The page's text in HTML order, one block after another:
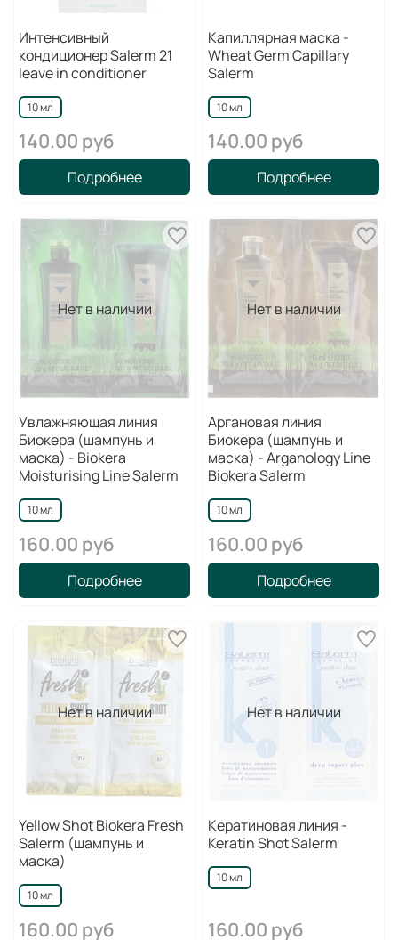
Интенсивный
кондиционер Salerm 21
leave in conditioner
10 мл
140.00 руб
Подробнее
Капиллярная маска -
Wheat Germ Capillary
Salerm
10 мл
140.00 руб
Подробнее
Нет в наличии
Увлажняющая линия
Биокера (шампунь и
маска) - Biokera
Moisturising Line Salerm
10 мл
160.00 руб
Подробнее
Нет в наличии
Аргановая линия
Биокера (шампунь и
маска) - Arganology Line
Biokera Salerm
10 мл
160.00 руб
Подробнее
Нет в наличии
Yellow Shot Biokera Fresh
Salerm (шампунь и
маска)
10 мл
160.00 руб
Нет в наличии
Кератиновая линия -
Keratin Shot Salerm
10 мл
160.00 руб